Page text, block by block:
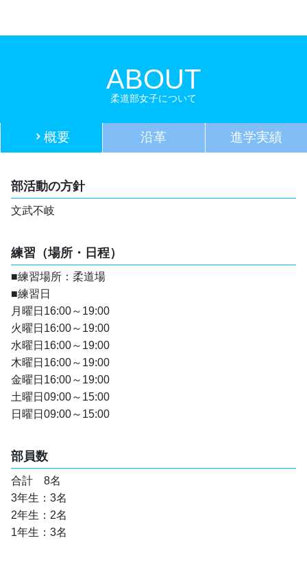
柔道部女子について
ABOUT
概要 沿革 進学実績
部活動の方針
文武不岐
練習（場所・日程）
■練習場所：柔道場
■練習日
月曜日16:00～19:00
火曜日16:00～19:00
水曜日16:00～19:00
木曜日16:00～19:00
金曜日16:00～19:00
土曜日09:00～15:00
日曜日09:00～15:00
部員数
合計　8名
3年生：3名
2年生：2名
1年生：3名